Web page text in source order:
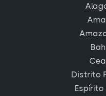
Distrito
Espírito